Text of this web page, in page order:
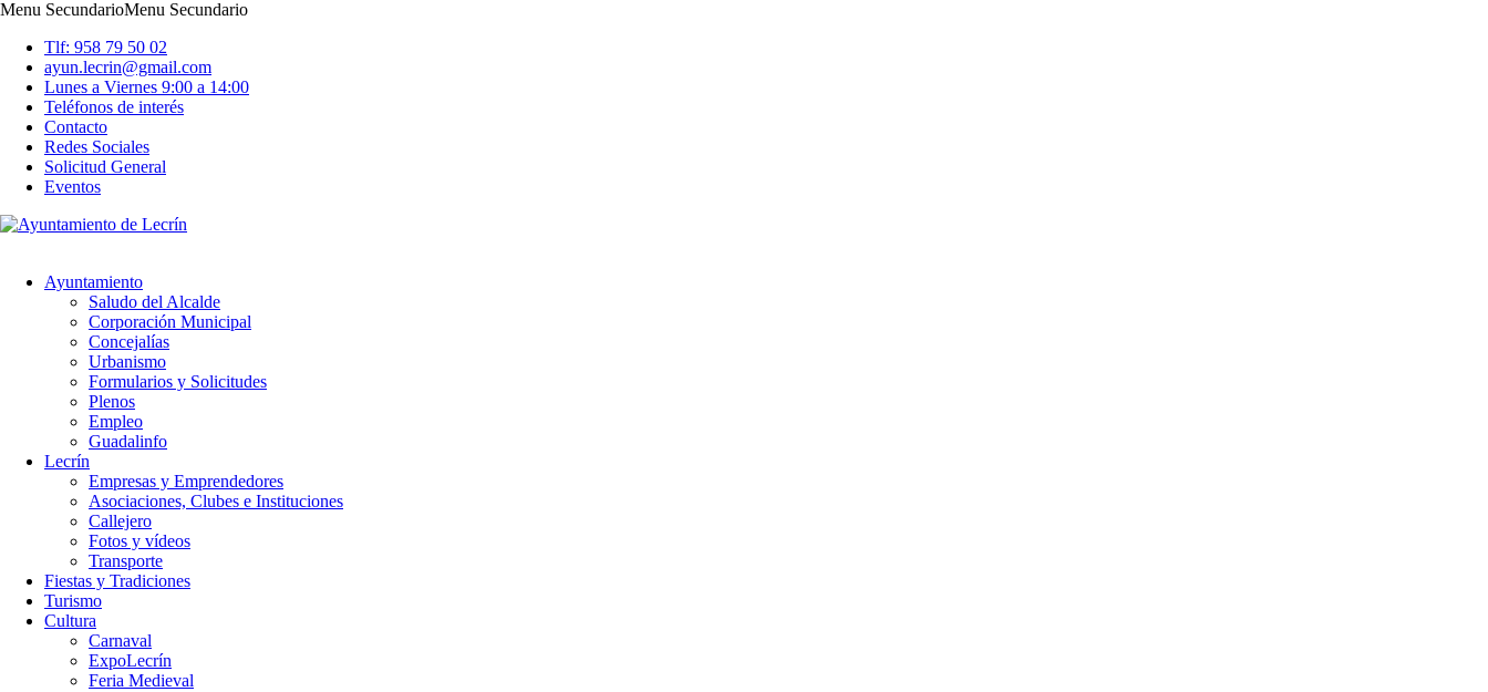
Menu SecundarioMenu Secundario
Tlf: 958 79 50 02
ayun.lecrin@gmail.com
Lunes a Viernes 9:00 a 14:00
Teléfonos de interés
Contacto
Redes Sociales
Solicitud General
Eventos
Ayuntamiento
Saludo del Alcalde
Corporación Municipal
Concejalías
Urbanismo
Formularios y Solicitudes
Plenos
Empleo
Guadalinfo
Lecrín
Empresas y Emprendedores
Asociaciones, Clubes e Instituciones
Callejero
Fotos y vídeos
Transporte
Fiestas y Tradiciones
Turismo
Cultura
Carnaval
ExpoLecrín
Feria Medieval